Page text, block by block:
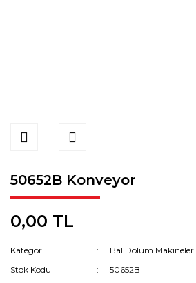
50652B Konveyor
0,00 TL
Kategori
Bal Dolum Makineleri
Stok Kodu
50652B